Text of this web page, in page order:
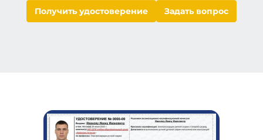
Получить удостоверение Задать вопрос